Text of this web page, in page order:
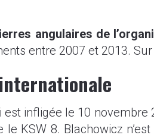
angulaires de
entre 2007 et 2013.
infligée le 10
le KSW 8. Blachowicz